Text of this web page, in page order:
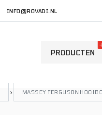
INFO@ROVADI.NL
PRODUCTEN
› MASSEY FERGUSON